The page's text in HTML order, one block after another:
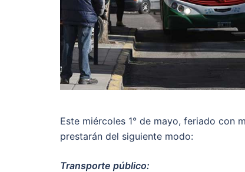
Este miércoles 1° de mayo, feriado con
prestarán del siguiente modo:
Transporte público: